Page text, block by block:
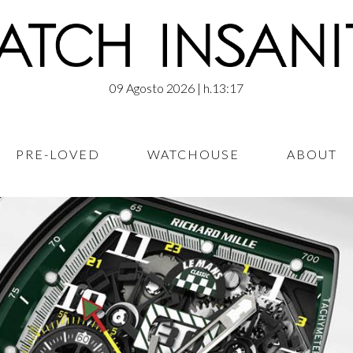
09 Agosto 2026 | h.13:17
PRE-LOVED WATCHOUSE ABOUT